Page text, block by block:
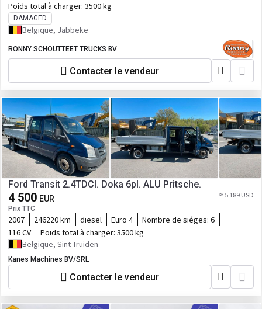
Poids total à charger: 3500 kg
DAMAGED
Belgique, Jabbeke
RONNY SCHOUTTEET TRUCKS BV
Contacter le vendeur
Ford Transit 2.4TDCI. Doka 6pl. ALU Pritsche.
4 500 EUR
Prix TTC
≈ 5 189 USD
2007 246220 km diesel Euro 4 Nombre de siéges: 6
116 CV
Poids total à charger: 3500 kg
Belgique, Sint-Truiden
Kanes Machines BV/SRL
Contacter le vendeur